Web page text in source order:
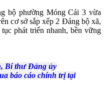
bộ phường Móng Cái 3 vừa
cơ sở sắp xếp 2 Đảng bộ xã,
phát triển nhanh, bền vững
Bí thư Đảng ủy
báo cáo chính trị tại